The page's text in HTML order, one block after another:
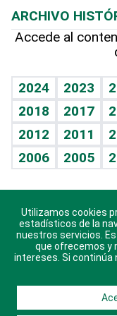
Hablando con el
Vida y familia
Eñe
Celebrando la vida
Sin complejos
En pocas palabras
Escuchando al
Economía Personal
Línea de hit
TBT Deportivo
Más firmas
Hecho en casa
Guía del dinero
Cumpleaños
Horóscopos
Crucigramas
ARCHIVO
Accede al
2024 2023
2018
2017
2012
2011
2006
2005
Descarga
© 2021 Diario
Utilizamos cookies
estadísticos de la
nuestros servicios.
que ofrecemos y
intereses. Si continúa